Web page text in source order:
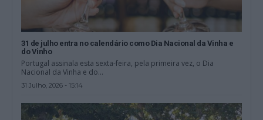
31 de julho entra no calendário como Dia Nacional da Vinha e
do Vinho
Portugal assinala esta sexta-feira, pela primeira vez, o Dia
Nacional da Vinha e do...
31 Julho, 2026 - 15:14